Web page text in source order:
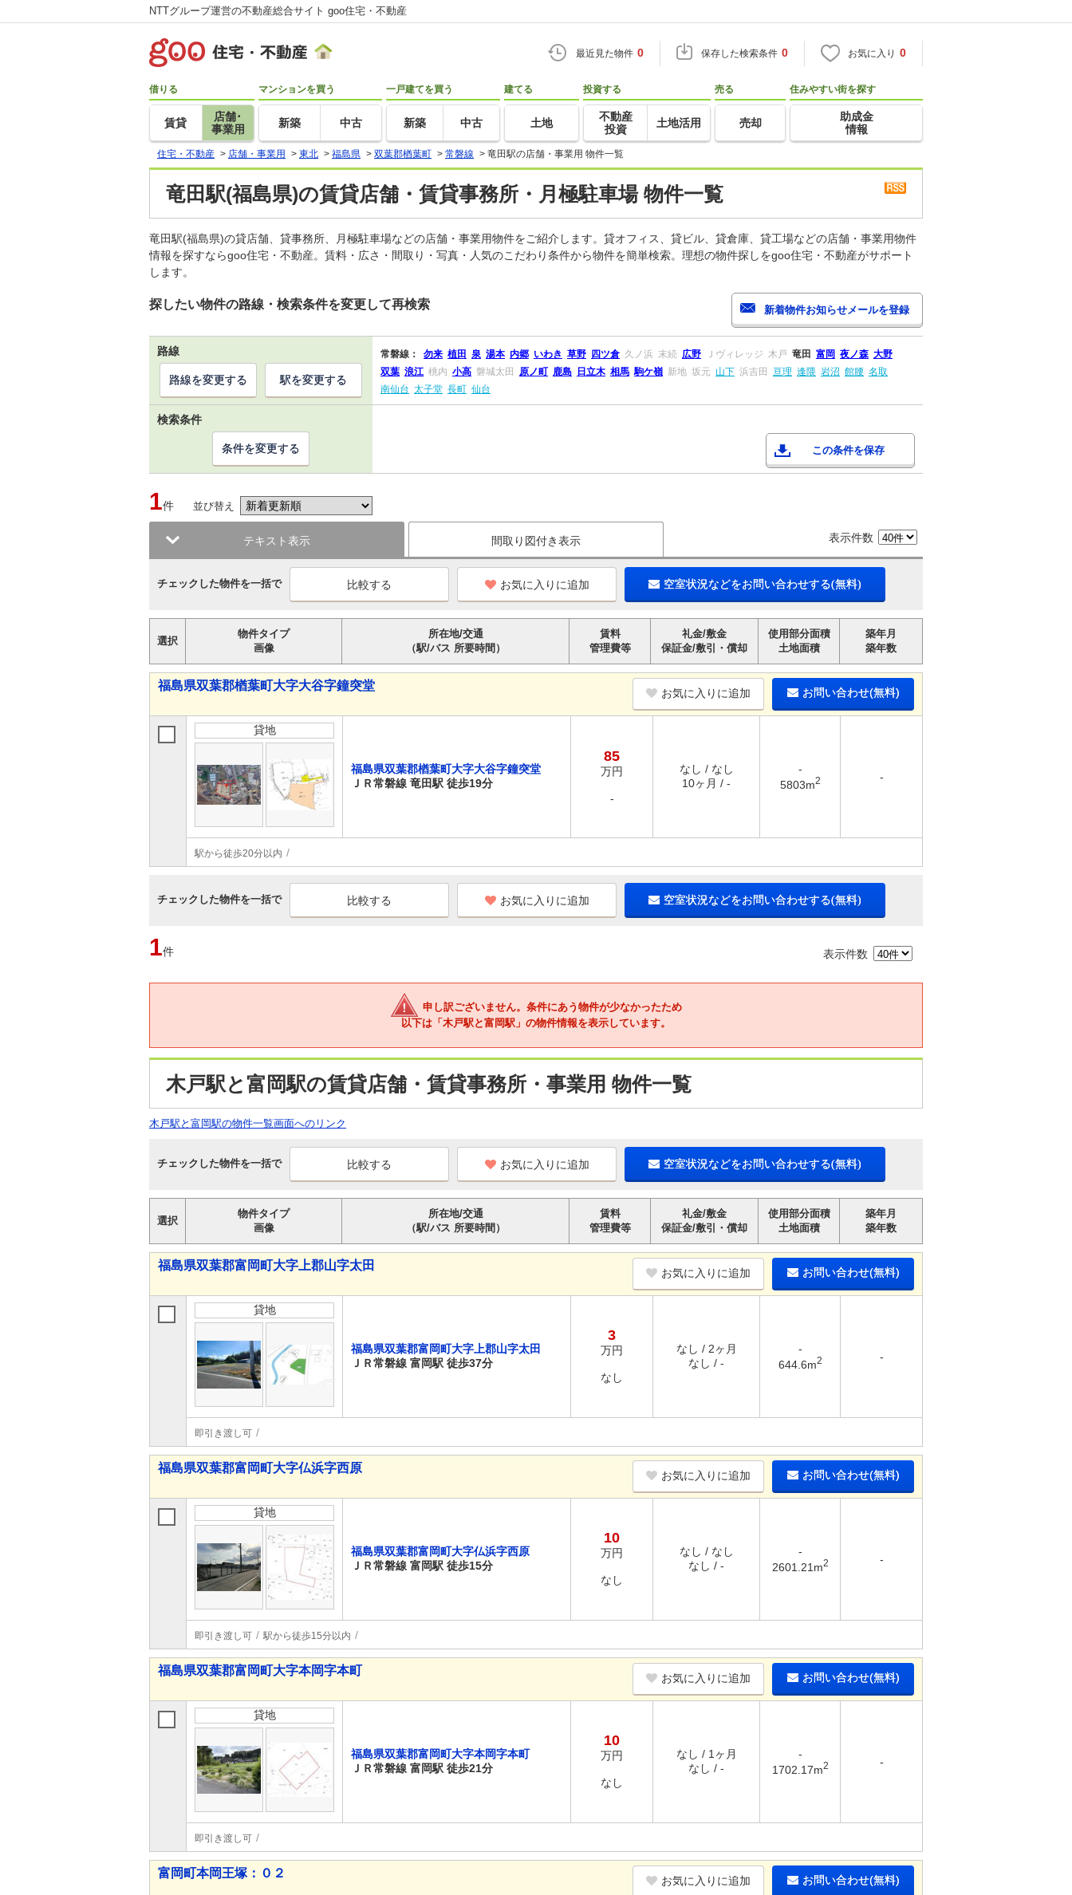
NTTグループ運営の不動産総合サイト goo住宅・不動産
最近見た物件 0 保存した検索条件 0 お気に入り 0
借りる
賃貸
店舗･
事業用
マンションを買う
新築 中古
一戸建てを買う
新築 中古
建てる
土地
投資する
不動産
投資
土地活用
売る
売却
住みやすい街を探す
助成金
情報
住宅・不動産 > 店舗・事業用 > 東北 > 福島県 > 双葉郡楢葉町 > 常磐線 > 竜田駅の店舗・事業用 物件一覧
竜田駅(福島県)の賃貸店舗・賃貸事務所・月極駐車場 物件一覧
竜田駅(福島県)の貸店舗、貸事務所、月極駐車場などの店舗・事業用物件をご紹介します。貸オフィス、貸ビル、貸倉庫、貸工場などの店舗・事業用物件
情報を探すならgoo住宅・不動産。賃料・広さ・間取り・写真・人気のこだわり条件から物件を簡単検索。理想の物件探しをgoo住宅・不動産がサポート
します。
探したい物件の路線・検索条件を変更して再検索
路線 常磐線： 勿来 植田 泉 湯本 内郷 いわき 草野 四ツ倉 久ノ浜 末続 広野 Ｊヴィレッジ 木戸 竜田 富岡 夜ノ森 大野
双葉 浪江 桃内 小高 磐城太田 原ノ町 鹿島 日立木 相馬 駒ケ嶺 新地 坂元 山下 浜吉田 亘理 逢隈 岩沼 館腰 名取
南仙台 太子堂 長町 仙台
路線を変更する 駅を変更する
検索条件
この条件を保存
条件を変更する
1件 並び替え
テキスト表示 間取り図付き表示 表示件数
チェックした物件を一括で お気に入りに追加 空室状況などをお問い合わせする(無料)
選択
物件タイプ
画像
所在地/交通
（駅/バス 所要時間）
賃料
管理費等
礼金/敷金
保証金/敷引・償却
使用部分面積
土地面積
築年月
築年数
福島県双葉郡楢葉町大字大谷字鐘突堂
お気に入りに追加 お問い合わせ(無料)
貸地
福島県双葉郡楢葉町大字大谷字鐘突堂
ＪＲ常磐線 竜田駅 徒歩19分
85
万円
-
なし / なし
10ヶ月 / -
-
5803m2 -
駅から徒歩20分以内
チェックした物件を一括で お気に入りに追加 空室状況などをお問い合わせする(無料)
1件 表示件数
申し訳ございません。条件にあう物件が少なかったため
以下は「木戸駅と富岡駅」の物件情報を表示しています。
木戸駅と富岡駅の賃貸店舗・賃貸事務所・事業用 物件一覧
木戸駅と富岡駅の物件一覧画面へのリンク
チェックした物件を一括で お気に入りに追加 空室状況などをお問い合わせする(無料)
選択
物件タイプ
画像
所在地/交通
（駅/バス 所要時間）
賃料
管理費等
礼金/敷金
保証金/敷引・償却
使用部分面積
土地面積
築年月
築年数
福島県双葉郡富岡町大字上郡山字太田
お気に入りに追加 お問い合わせ(無料)
貸地
福島県双葉郡富岡町大字上郡山字太田
ＪＲ常磐線 富岡駅 徒歩37分
3
万円
なし
なし / 2ヶ月
なし / -
-
644.6m2 -
即引き渡し可
福島県双葉郡富岡町大字仏浜字西原
お気に入りに追加 お問い合わせ(無料)
貸地
福島県双葉郡富岡町大字仏浜字西原
ＪＲ常磐線 富岡駅 徒歩15分
10
万円
なし
なし / なし
なし / -
-
2601.21m2 -
即引き渡し可 駅から徒歩15分以内
福島県双葉郡富岡町大字本岡字本町
お気に入りに追加 お問い合わせ(無料)
貸地
福島県双葉郡富岡町大字本岡字本町
ＪＲ常磐線 富岡駅 徒歩21分
10
万円
なし
なし / 1ヶ月
なし / -
-
1702.17m2 -
即引き渡し可
富岡町本岡王塚：０２
お気に入りに追加 お問い合わせ(無料)